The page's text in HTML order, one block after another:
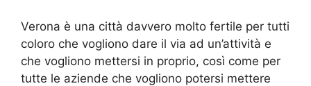
Verona è una città davvero molto fertile per tutti
coloro che vogliono dare il via ad un’attività e
che vogliono mettersi in proprio, così come per
tutte le aziende che vogliono potersi mettere